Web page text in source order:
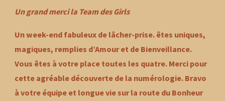
Un grand merci la Team des Girls
Un week-end fabuleux de lâcher-prise. êtes uniques,
magiques, remplies d’Amour et de Bienveillance.
Vous êtes à votre place toutes les quatre. Merci pour
cette agréable découverte de la numérologie. Bravo
à votre équipe et longue vie sur la route du Bonheur